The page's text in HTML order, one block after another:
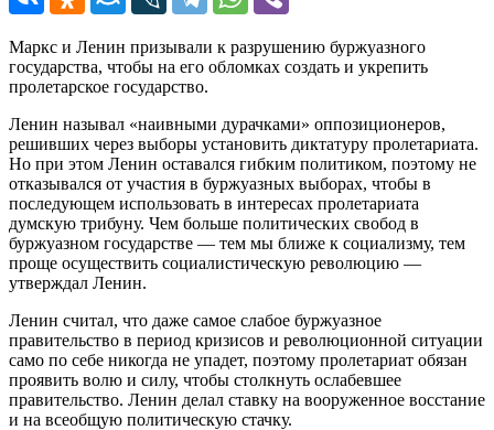
Маркс и Ленин призывали к разрушению буржуазного
государства, чтобы на его обломках создать и укрепить
пролетарское государство.
Ленин называл «наивными дурачками» оппозиционеров,
решивших через выборы установить диктатуру пролетариата.
Но при этом Ленин оставался гибким политиком, поэтому не
отказывался от участия в буржуазных выборах, чтобы в
последующем использовать в интересах пролетариата
думскую трибуну. Чем больше политических свобод в
буржуазном государстве — тем мы ближе к социализму, тем
проще осуществить социалистическую революцию —
утверждал Ленин.
Ленин считал, что даже самое слабое буржуазное
правительство в период кризисов и революционной ситуации
само по себе никогда не упадет, поэтому пролетариат обязан
проявить волю и силу, чтобы столкнуть ослабевшее
правительство. Ленин делал ставку на вооруженное восстание
и на всеобщую политическую стачку.